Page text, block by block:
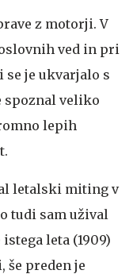
z motorji. V
ved in pri
se je ukvarjalo s
spoznal veliko
lepih
letalski miting v
tudi sam užival
leta (1909)
še preden je